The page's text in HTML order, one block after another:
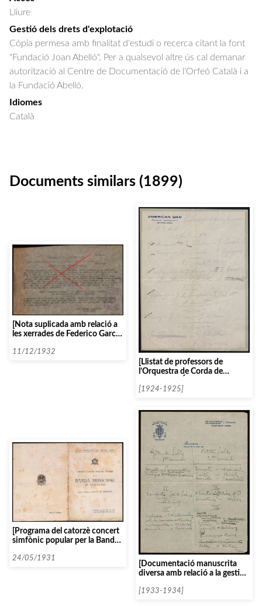
Lliure
Gestió dels drets d'explotació
Còpia permesa amb finalitat d'estudi o recerca citant la font
"Fundació Joan Abelló". Per a qualsevol altre ús cal demanar
autorització al Centre de Documentació de l'Orfeó Català i a
la Fundació Abelló.
Idiomes
Català
Documents similars (1899)
[Nota suplicada amb relació a
les xerrades de Federico Garcia
11/12/1932
[Llistat de professors de
l’Orquestra de Corda de
Concerts]
[1924-1925]
[Programa del catorzè concert
simfònic popular per la Banda
24/05/1931
[Documentació manuscrita
diversa amb relació a la gestió
1934]
[1933-1934]